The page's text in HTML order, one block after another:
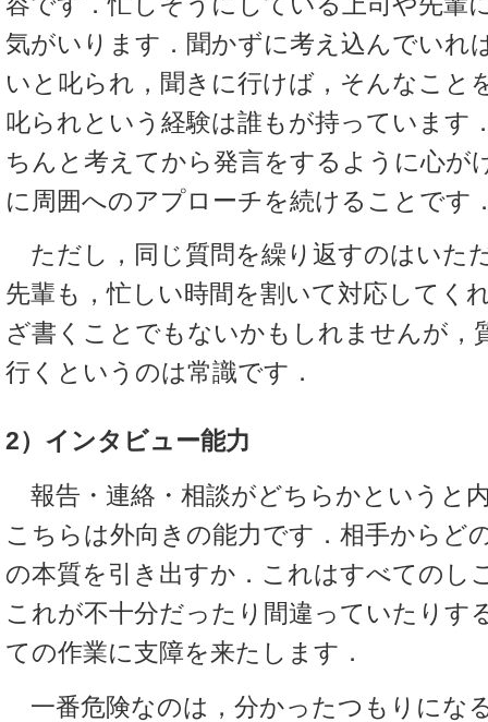
気がいります．聞かずに考え込んでいれ
いと叱られ，聞きに行けば，そんなこと
叱られという経験は誰もが持っています
ちんと考えてから発言をするように心が
に周囲へのアプローチを続けることです
ただし，同じ質問を繰り返すのはいた
先輩も，忙しい時間を割いて対応してく
ざ書くことでもないかもしれませんが，
行くというのは常識です．
2）インタビュー能力
報告・連絡・相談がどちらかというと
こちらは外向きの能力です．相手からど
の本質を引き出すか．これはすべてのし
これが不十分だったり間違っていたりす
ての作業に支障を来たします．
一番危険なのは，分かったつもりにな